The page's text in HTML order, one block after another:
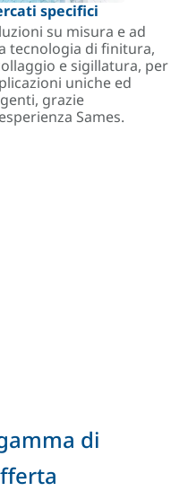
specifici
su misura e ad
tecnologia di finitura,
e sigillatura, per
uniche ed
grazie
Sames.
di